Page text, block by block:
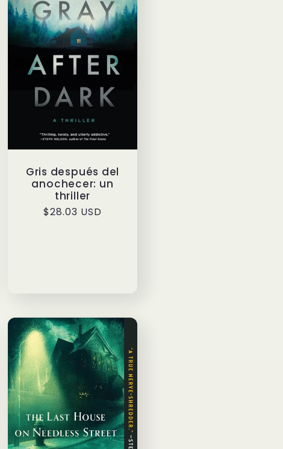
Gris después del
anochecer: un
thriller
Precio
$28.03 USD